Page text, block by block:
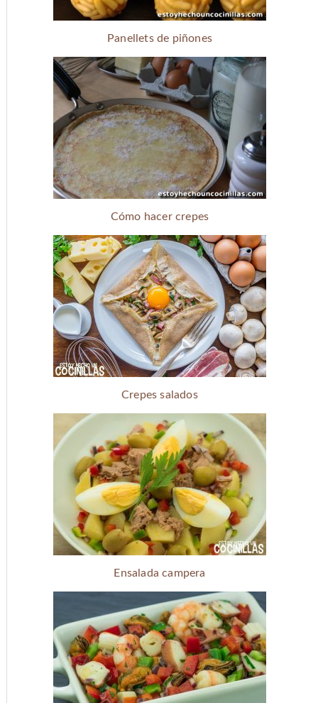
Panellets de piñones
Cómo hacer crepes
Crepes salados
Ensalada campera